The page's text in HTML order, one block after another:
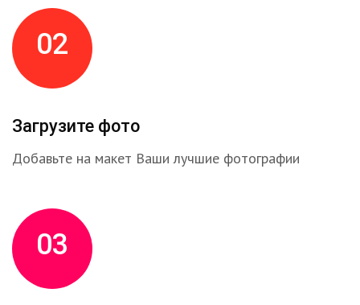
02
Загрузите фото
Добавьте на макет Ваши лучшие фотографии
03